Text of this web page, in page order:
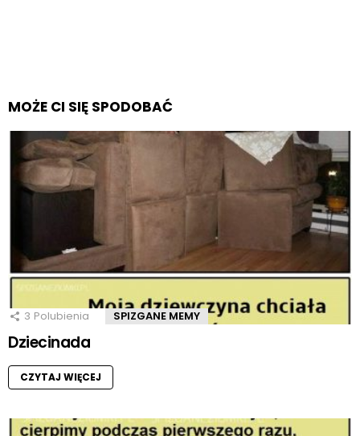
MOŻE CI SIĘ SPODOBAĆ
3 Polubienia SPIZGANE MEMY
Dziecinada
CZYTAJ WIĘCEJ